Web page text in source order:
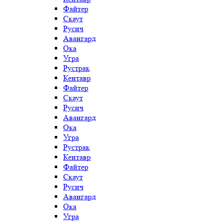
Файтер
Скаут
Русич
Авангард
Ока
Угра
Рустрак
Кентавр
Файтер
Скаут
Русич
Авангард
Ока
Угра
Рустрак
Кентавр
Файтер
Скаут
Русич
Авангард
Ока
Угра